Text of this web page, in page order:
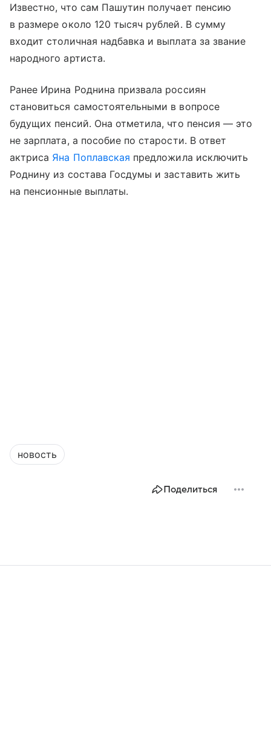
Известно, что сам Пашутин получает пенсию
в размере около 120 тысяч рублей. В сумму
входит столичная надбавка и выплата за звание
народного артиста.
Ранее Ирина Роднина призвала россиян
становиться самостоятельными в вопросе
будущих пенсий. Она отметила, что пенсия — это
не зарплата, а пособие по старости. В ответ
актриса Яна Поплавская предложила исключить
Роднину из состава Госдумы и заставить жить
на пенсионные выплаты.
новость
Поделиться